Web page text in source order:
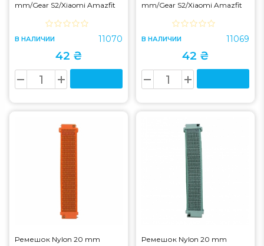
mm/Gear S2/Xiaomi Amazfit
В НАЛИЧИИ 11070
42 ₴
mm/Gear S2/Xiaomi Amazfit
В НАЛИЧИИ 11069
42 ₴
Ремешок Nylon 20 mm
Ремешок Nylon 20 mm